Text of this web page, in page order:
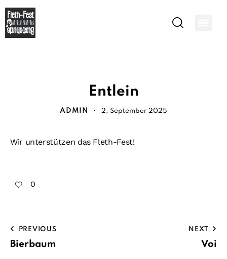
Entlein
ADMIN 2. September 2025
Wir unterstützen das Fleth-Fest!
0
PREVIOUS
Bierbaum
NEXT
Voi